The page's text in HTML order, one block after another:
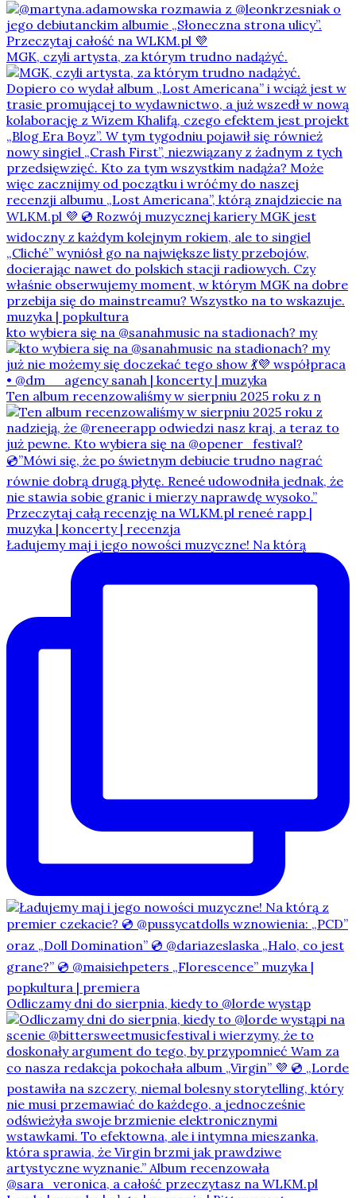
MGK, czyli artysta, za którym trudno nadążyć.
kto wybiera się na @sanahmusic na stadionach? my
Ten album recenzowaliśmy w sierpniu 2025 roku z n
Ładujemy maj i jego nowości muzyczne! Na którą
Odliczamy dni do sierpnia, kiedy to @lorde wystąp